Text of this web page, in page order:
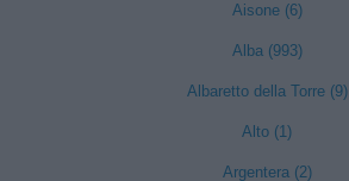
Aisone (6)
Alba (993)
Albaretto della Torre (9)
Alto (1)
Argentera (2)